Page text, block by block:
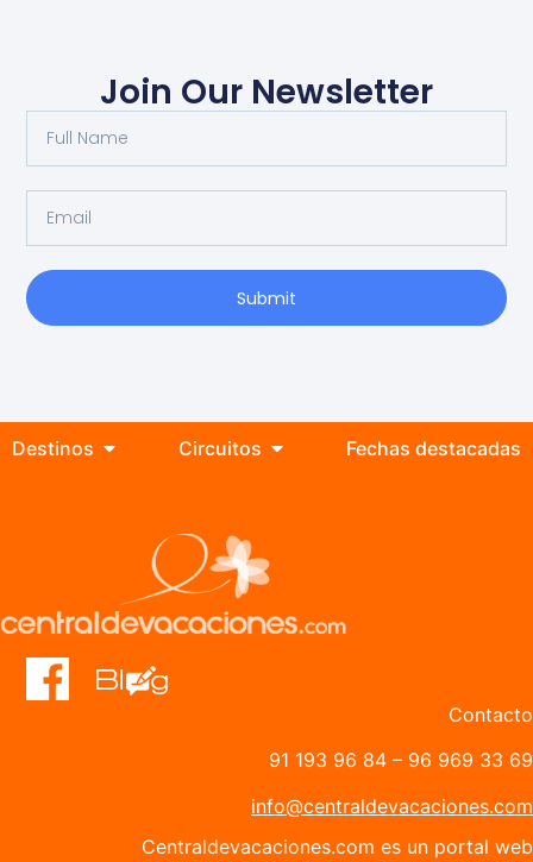
Join Our Newsletter
Submit
Destinos Circuitos Fechas destacadas
Contacto
91 193 96 84 – 96 969 33 69
info@centraldevacaciones.com
Centraldevacaciones.com es un portal web